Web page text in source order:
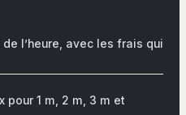
l’heure, avec les frais qui
pour 1 m, 2 m, 3 m et